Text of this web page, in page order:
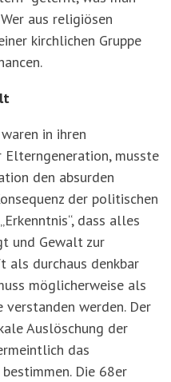
aus religiösen
kirchlichen Gruppe
in ihren
Elterngeneration, musste
den absurden
der politischen
dass alles
und Gewalt zur
als durchaus denkbar
möglicherweise als
verstanden werden. Der
Auslöschung der
das
Die 68er